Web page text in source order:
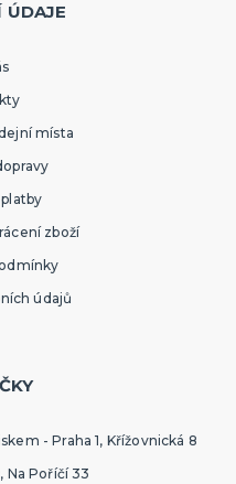
ÚDAJE
místa
zboží
údajů
- Praha 1, Křížovnická 8
Na Poříčí 33